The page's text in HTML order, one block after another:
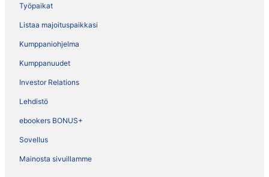
Työpaikat
Listaa majoituspaikkasi
Kumppaniohjelma
Kumppanuudet
Investor Relations
Lehdistö
ebookers BONUS+
Sovellus
Mainosta sivuillamme